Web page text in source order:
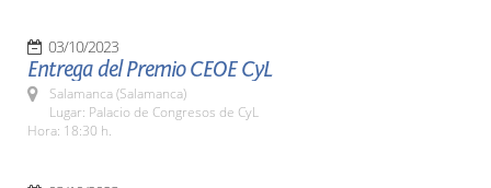
03/10/2023
Entrega del Premio CEOE CyL
Salamanca (Salamanca)
Lugar: Palacio de Congresos de CyL
Hora: 18:30 h.